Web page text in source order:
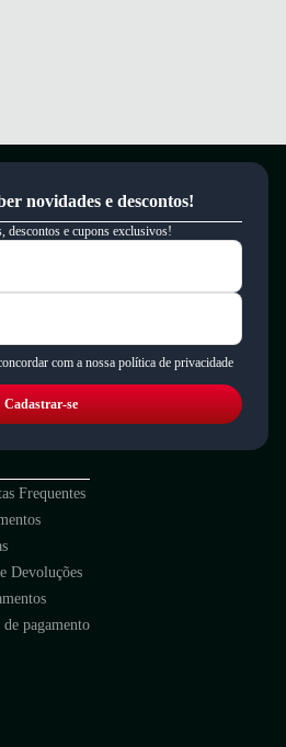
novidades e descontos!
descontos e cupons exclusivos!
com a nossa política de privacidade
Cadastrar-se
Frequentes
Devoluções
de pagamento